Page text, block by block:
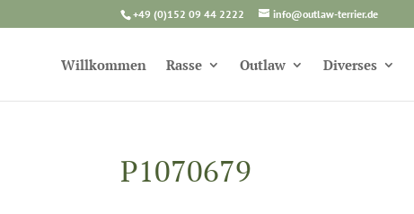
+49 (0)152 09 44 2222 info@outlaw-terrier.de
Willkommen Rasse Outlaw Diverses
P1070679